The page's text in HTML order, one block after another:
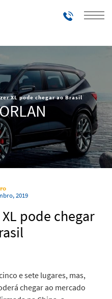
Telefones
XL pode chegar ao Brasil
2019
pode chegar
e sete lugares, mas,
chegar ao mercado